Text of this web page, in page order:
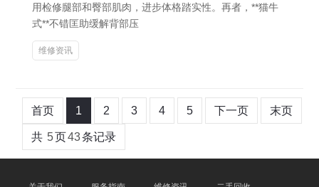
用检修腿部和臀部肌肉，进步体格踏实性。再者，**猫牛
式**不错匡助缓解背部压
维修资讯
首页 1 2 3 4 5 下一页 末页
共 5页43条记录